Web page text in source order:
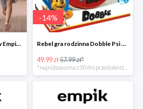
Koniec roku szkolnego w Empiku - prezenty dla dzieci i nauczycieli do -30%
-14%
Rebel gra rodzinna Dobble Psi Patrol w Empiku Premium
49.99 zł57.99 zł*